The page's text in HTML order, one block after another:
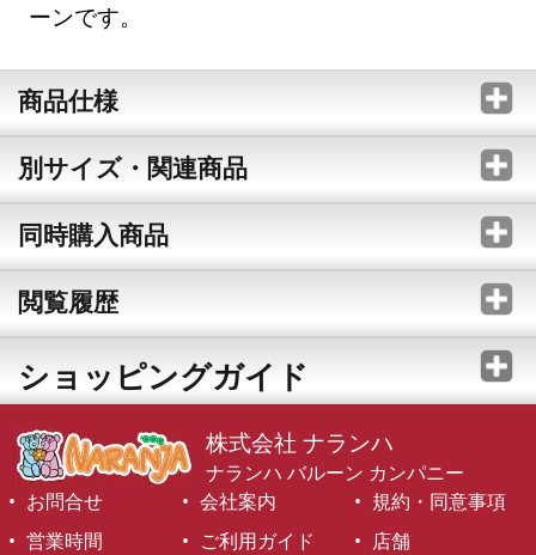
ーンです。
商品仕様
別サイズ・関連商品
同時購入商品
閲覧履歴
ショッピングガイド
株式会社 ナランハ
ナランハ バルーン カンパニー
お問合せ
会社案内
規約・同意事項
営業時間
ご利用ガイド 店舗